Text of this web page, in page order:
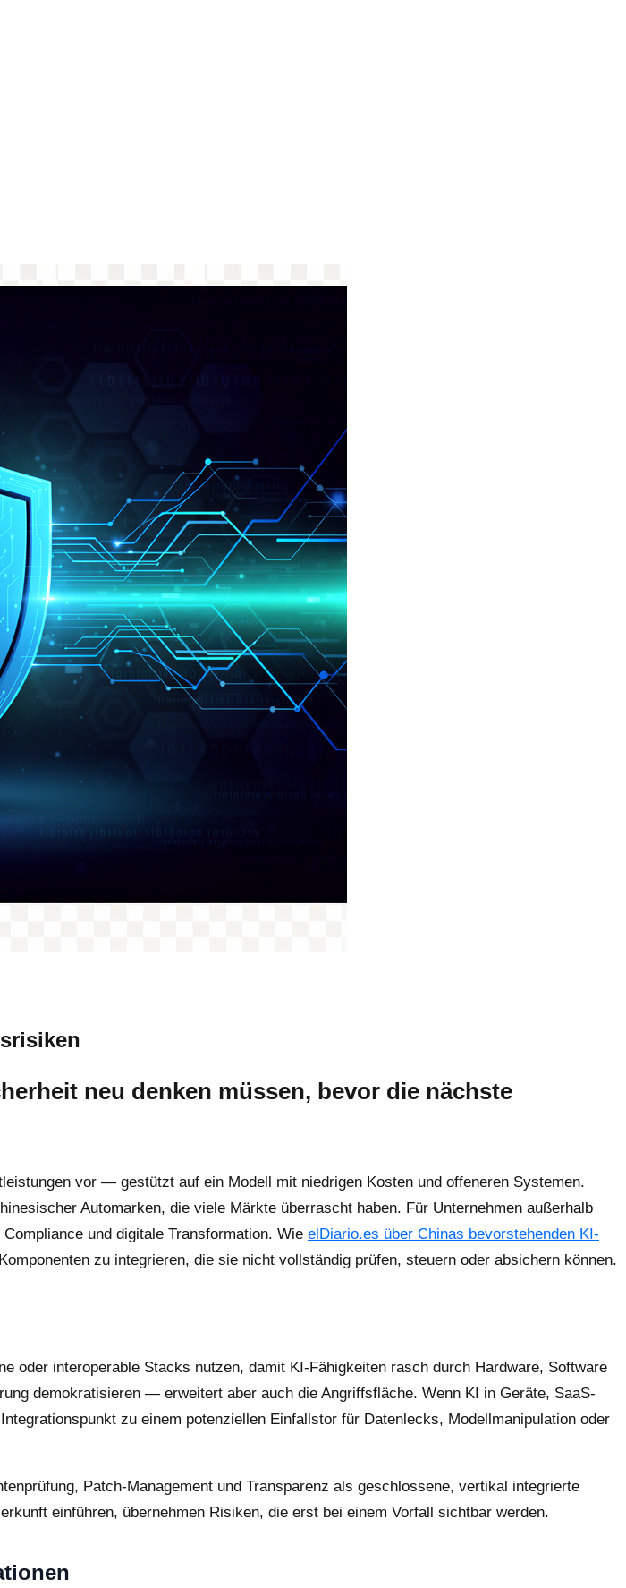
neu denken müssen, bevor die nächste
vor — gestützt auf ein Modell mit niedrigen Kosten und offeneren Systemen.
Automarken, die viele Märkte überrascht haben. Für Unternehmen außerhalb
und digitale Transformation. Wie elDiario.es über Chinas bevorstehenden KI-
zu integrieren, die sie nicht vollständig prüfen, steuern oder absichern können.
oder interoperable Stacks nutzen, damit KI-Fähigkeiten rasch durch Hardware, Software
demokratisieren — erweitert aber auch die Angriffsfläche. Wenn KI in Geräte, SaaS-
zu einem potenziellen Einfallstor für Datenlecks, Modellmanipulation oder
Patch-Management und Transparenz als geschlossene, vertikal integrierte
einführen, übernehmen Risiken, die erst bei einem Vorfall sichtbar werden.